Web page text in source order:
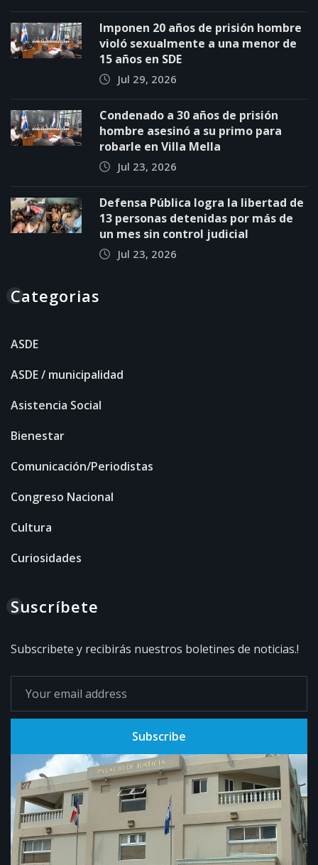
Imponen 20 años de prisión hombre
violó sexualmente a una menor de
15 años en SDE
Jul 29, 2026
Condenado a 30 años de prisión
hombre asesinó a su primo para
robarle en Villa Mella
Jul 23, 2026
Defensa Pública logra la libertad de
13 personas detenidas por más de
un mes sin control judicial
Jul 23, 2026
Categorias
ASDE
ASDE / municipalidad
Asistencia Social
Bienestar
Comunicación/Periodistas
Congreso Nacional
Cultura
Curiosidades
Suscríbete
Subscribete y recibirás nuestros boletines de noticias.!
Subscribe